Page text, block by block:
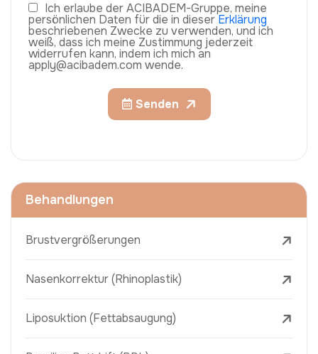
Ich erlaube der ACIBADEM-Gruppe, meine
persönlichen Daten für die in dieser Erklärung
beschriebenen Zwecke zu verwenden, und ich
weiß, dass ich meine Zustimmung jederzeit
widerrufen kann, indem ich mich an
apply@acibadem.com wende.
Senden
Behandlungen
Brustvergrößerungen
Nasenkorrektur (Rhinoplastik)
Liposuktion (Fettabsaugung)